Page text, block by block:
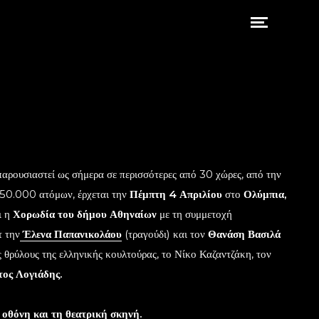
ως σήμερα σε περισσότερες από 30 χώρες, από την
ατόμων, έρχεται την Πέμπτη 4 Απριλίουστο Ολύμπια,
η Χορωδία του δήμου Αθηναίωνμε τη συμμετοχή
τηνΈλενα Παπανικολάου(τραγούδι) και τον Θανάση Βασιλά
της ελληνικής κουλτούρας, το Νίκο Καζαντζάκη, τον
Λογιάδης.
και τη θεατρική σκηνή.